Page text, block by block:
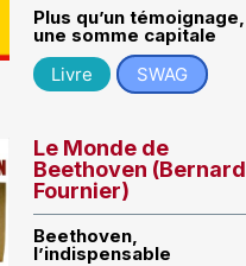
Plus qu’un témoignage,
une somme capitale
Livre
SWAG
Le Monde de
Beethoven (Bernard
Fournier)
Beethoven,
l’indispensable